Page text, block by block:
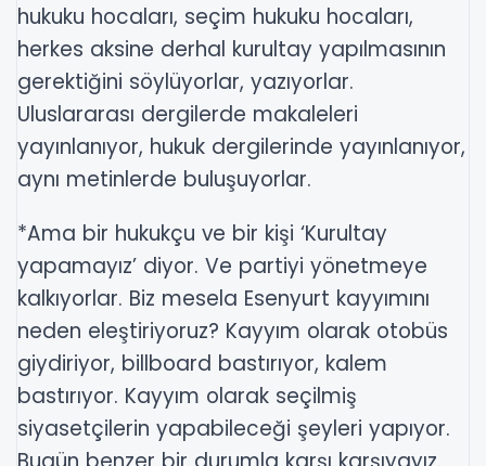
hukuku hocaları, seçim hukuku hocaları,
herkes aksine derhal kurultay yapılmasının
gerektiğini söylüyorlar, yazıyorlar.
Uluslararası dergilerde makaleleri
yayınlanıyor, hukuk dergilerinde yayınlanıyor,
aynı metinlerde buluşuyorlar.
*Ama bir hukukçu ve bir kişi ‘Kurultay
yapamayız’ diyor. Ve partiyi yönetmeye
kalkıyorlar. Biz mesela Esenyurt kayyımını
neden eleştiriyoruz? Kayyım olarak otobüs
giydiriyor, billboard bastırıyor, kalem
bastırıyor. Kayyım olarak seçilmiş
siyasetçilerin yapabileceği şeyleri yapıyor.